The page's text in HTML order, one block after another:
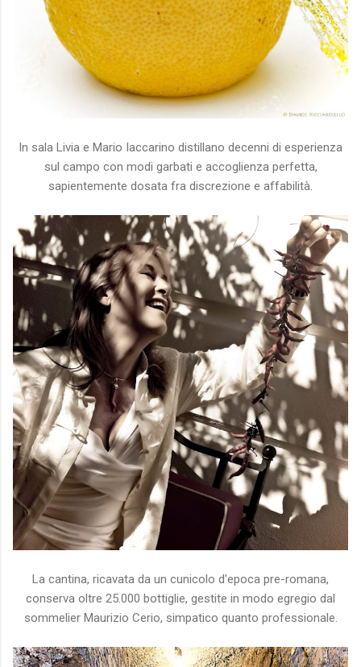
In sala Livia e Mario Iaccarino distillano decenni di esperienza
sul campo con modi garbati e accoglienza perfetta,
sapientemente dosata fra discrezione e affabilità.
La cantina, ricavata da un cunicolo d'epoca pre-romana,
conserva oltre 25.000 bottiglie, gestite in modo egregio dal
sommelier Maurizio Cerio, simpatico quanto professionale.